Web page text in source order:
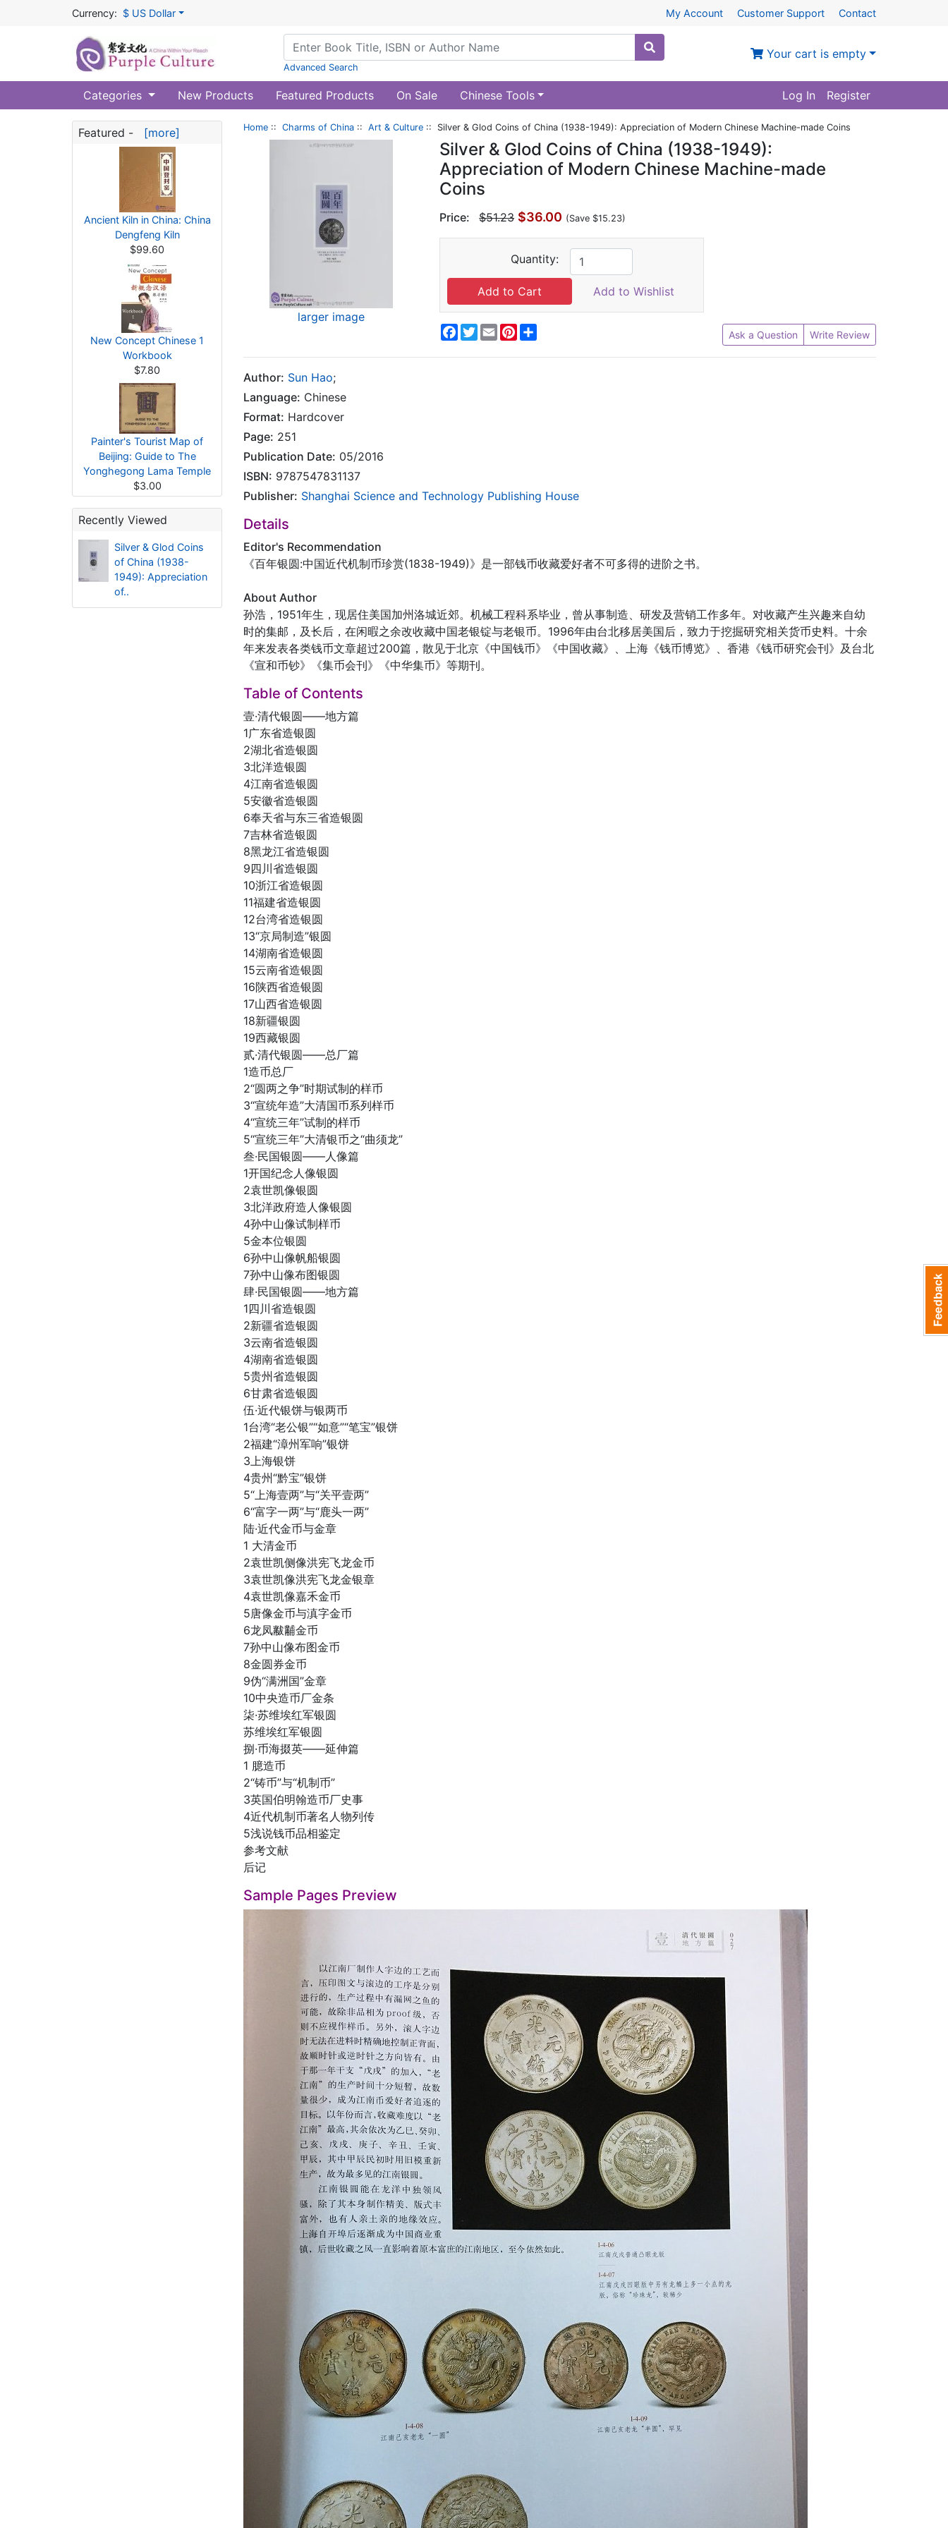
Currency: $ US Dollar My Account Customer Support Contact
Advanced Search
Your cart is empty
Categories New Products Featured Products On Sale Chinese Tools Log In Register
Featured - [more]
Ancient Kiln in China: China
Dengfeng Kiln
$99.60
New Concept Chinese 1
Workbook
$7.80
Painter's Tourist Map of
Beijing: Guide to The
Yonghegong Lama Temple
$3.00
Recently Viewed
Silver & Glod Coins
of China (1938-
1949): Appreciation
of..
Home :: Charms of China :: Art & Culture :: Silver & Glod Coins of China (1938-1949): Appreciation of Modern Chinese Machine-made Coins
larger image
Silver & Glod Coins of China (1938-1949):
Appreciation of Modern Chinese Machine-made
Coins
Price: $51.23 $36.00 (Save $15.23)
Quantity:
Add to Wishlist
Facebook
Twitter
EmailPinterest Ask a Question Write Review
Author: Sun Hao;
Language: Chinese
Format: Hardcover
Page: 251
Publication Date: 05/2016
ISBN: 9787547831137
Publisher: Shanghai Science and Technology Publishing House
Details
Editor's Recommendation
《百年银圆:中国近代机制币珍赏(1838-1949)》是一部钱币收藏爱好者不可多得的进阶之书。
About Author
孙浩，1951年生，现居住美国加州洛城近郊。机械工程科系毕业，曾从事制造、研发及营销工作多年。对收藏产生兴趣来自幼
时的集邮，及长后，在闲暇之余改收藏中国老银锭与老银币。1996年由台北移居美国后，致力于挖掘研究相关货币史料。十余
年来发表各类钱币文章超过200篇，散见于北京《中国钱币》《中国收藏》、上海《钱币博览》、香港《钱币研究会刊》及台北
《宣和币钞》《集币会刊》《中华集币》等期刊。
Table of Contents
壹·清代银圆——地方篇
1广东省造银圆
2湖北省造银圆
3北洋造银圆
4江南省造银圆
5安徽省造银圆
6奉天省与东三省造银圆
7吉林省造银圆
8黑龙江省造银圆
9四川省造银圆
10浙江省造银圆
11福建省造银圆
12台湾省造银圆
13“京局制造”银圆
14湖南省造银圆
15云南省造银圆
16陕西省造银圆
17山西省造银圆
18新疆银圆
19西藏银圆
贰·清代银圆——总厂篇
1造币总厂
2“圆两之争”时期试制的样币
3“宣统年造”大清国币系列样币
4“宣统三年”试制的样币
5“宣统三年”大清银币之“曲须龙”
叁·民国银圆——人像篇
1开国纪念人像银圆
2袁世凯像银圆
3北洋政府造人像银圆
4孙中山像试制样币
5金本位银圆
6孙中山像帆船银圆
7孙中山像布图银圆
肆·民国银圆——地方篇
1四川省造银圆
2新疆省造银圆
3云南省造银圆
4湖南省造银圆
5贵州省造银圆
6甘肃省造银圆
伍·近代银饼与银两币
1台湾“老公银”“如意”“笔宝”银饼
2福建“漳州军响”银饼
3上海银饼
4贵州“黔宝”银饼
5“上海壹两”与“关平壹两”
6“富字一两”与“鹿头一两”
陆·近代金币与金章
1 大清金币
2袁世凯侧像洪宪飞龙金币
3袁世凯像洪宪飞龙金银章
4袁世凯像嘉禾金币
5唐像金币与滇字金币
6龙凤黻黼金币
7孙中山像布图金币
8金圆券金币
9伪“满洲国”金章
10中央造币厂金条
柒·苏维埃红军银圆
苏维埃红军银圆
捌·币海掇英——延伸篇
1 臆造币
2“铸币”与“机制币”
3英国伯明翰造币厂史事
4近代机制币著名人物列传
5浅说钱币品相鉴定
参考文献
后记
Sample Pages Preview